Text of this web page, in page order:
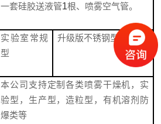
一套硅胶送液管1根、喷雾空气管。
实验室常规
型
升级版不锈钢型
本公司支持定制各类喷雾干燥机，实
验型，生产型，造粒型，有机溶剂防
爆类等